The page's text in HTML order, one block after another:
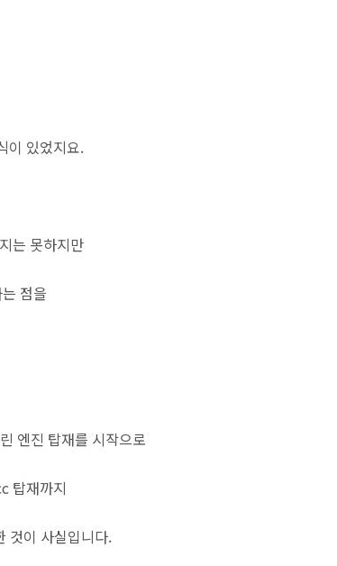
이 있었지요.
는 못하지만
점을
엔진 탑재를 시작으로
탑재까지
것이 사실입니다.